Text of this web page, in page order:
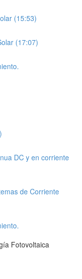
(15:53)
(17:07)
DC y en corriente
de Corriente
Fotovoltaica